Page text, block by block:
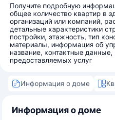
Получите подробную
общее количество квартир в
организаций или компаний,
детальные характеристики
постройки, этажность, тип
материалы, информация об
название, контактные данные,
предоставляемых услуг
Информация о доме
Информация о доме